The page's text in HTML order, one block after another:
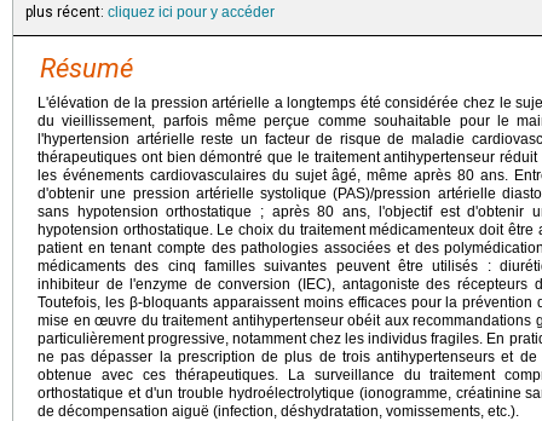
plus récent: cliquez ici pour y accéder
Résumé
L'élévation de la pression artérielle a longtemps été considérée chez le
du vieillissement, parfois même perçue comme souhaitable pour le
l'hypertension artérielle reste un facteur de risque de maladie
thérapeutiques ont bien démontré que le traitement antihypertenseur
les événements cardiovasculaires du sujet âgé, même après 80 ans.
d'obtenir une pression artérielle systolique (PAS)/pression artérielle
sans hypotension orthostatique ; après 80 ans, l'objectif est d'obtenir
hypotension orthostatique. Le choix du traitement médicamenteux doit
patient en tenant compte des pathologies associées et des
médicaments des cinq familles suivantes peuvent être utilisés :
inhibiteur de l'enzyme de conversion (IEC), antagoniste des récepteurs
Toutefois, les β-bloquants apparaissent moins efficaces pour la
mise en œuvre du traitement antihypertenseur obéit aux recommandations
particulièrement progressive, notamment chez les individus fragiles. En
ne pas dépasser la prescription de plus de trois antihypertenseurs et
obtenue avec ces thérapeutiques. La surveillance du traitement
orthostatique et d'un trouble hydroélectrolytique (ionogramme, créatinine
de décompensation aiguë (infection, déshydratation, vomissements, etc.).